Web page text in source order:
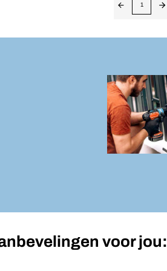
1
voor jou: